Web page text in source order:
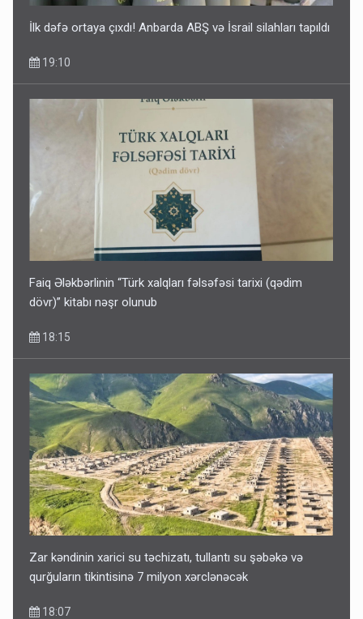
İlk dəfə ortaya çıxdı! Anbarda ABŞ və İsrail silahları tapıldı
19:10
Faiq Ələkbərlinin “Türk xalqları fəlsəfəsi tarixi (qədim
dövr)” kitabı nəşr olunub
18:15
Zar kəndinin xarici su təchizatı, tullantı su şəbəkə və
qurğuların tikintisinə 7 milyon xərclənəcək
18:07